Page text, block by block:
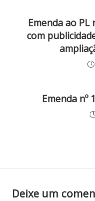
Emenda ao PL
com
Emenda nº
Deixe um